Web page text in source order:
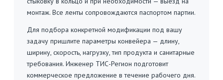
монтаж. Все ленты сопровождаются паспортом партии.
Для подбора конкретной модификации под вашу
задачу пришлите параметры конвейера — длину,
ширину, скорость, нагрузку, тип продукта и санитарные
требования. Инженер ТИС-Регион подготовит
коммерческое предложение в течение рабочего дня.